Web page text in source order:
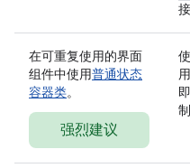
在可重复使用的界面
组件中使用普通状态
容器类。
强烈建议
制